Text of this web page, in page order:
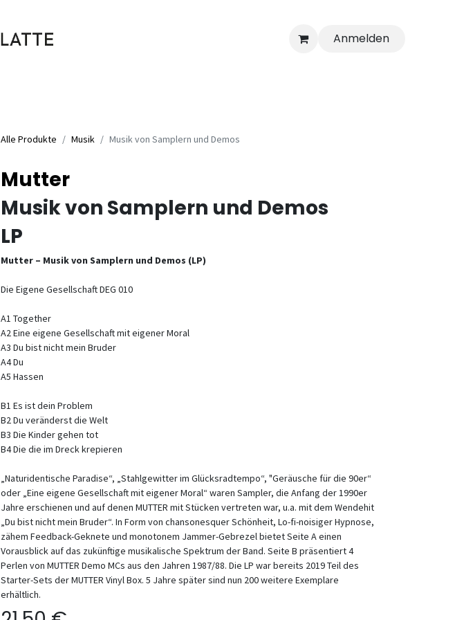
Anmelden
Alle Produkte Musik Musik von Samplern und Demos
Mutter
Musik von Samplern und Demos
LP
Mutter – Musik von Samplern und Demos (LP)
Die Eigene Gesellschaft DEG 010
A1 Together
A2 Eine eigene Gesellschaft mit eigener Moral
A3 Du bist nicht mein Bruder
A4 Du
A5 Hassen
B1 Es ist dein Problem
B2 Du veränderst die Welt
B3 Die Kinder gehen tot
B4 Die die im Dreck krepieren
„Naturidentische Paradise“, „Stahlgewitter im Glücksradtempo“, "Geräusche für die 90er“
oder „Eine eigene Gesellschaft mit eigener Moral“ waren Sampler, die Anfang der 1990er
Jahre erschienen und auf denen MUTTER mit Stücken vertreten war, u.a. mit dem Wendehit
„Du bist nicht mein Bruder“. In Form von chansonesquer Schönheit, Lo-fi-noisiger Hypnose,
zähem Feedback-Geknete und monotonem Jammer-Gebrezel bietet Seite A einen
Vorausblick auf das zukünftige musikalische Spektrum der Band. Seite B präsentiert 4
Perlen von MUTTER Demo MCs aus den Jahren 1987/88. Die LP war bereits 2019 Teil des
Starter-Sets der MUTTER Vinyl Box. 5 Jahre später sind nun 200 weitere Exemplare
erhältlich.